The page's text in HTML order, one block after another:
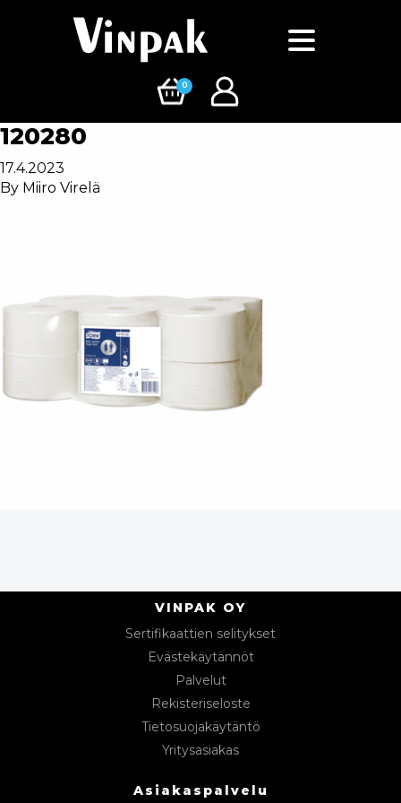
0
120280
17.4.2023
By Miiro Virelä
VINPAK OY
Sertifikaattien selitykset
Evästekäytännöt
Palvelut
Rekisteriseloste
Tietosuojakäytäntö
Yritysasiakas
Asiakaspalvelu